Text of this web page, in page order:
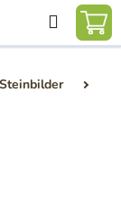
Suchen
Steinbilder